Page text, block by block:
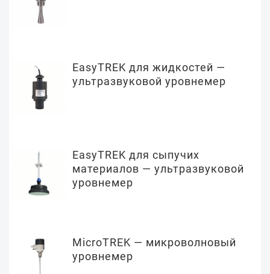
EasyTREK для жидкостей —
ультразвуковой уровнемер
EasyTREK для сыпучих
материалов — ультразвуковой
уровнемер
MicroTREK — микроволновый
уровнемер